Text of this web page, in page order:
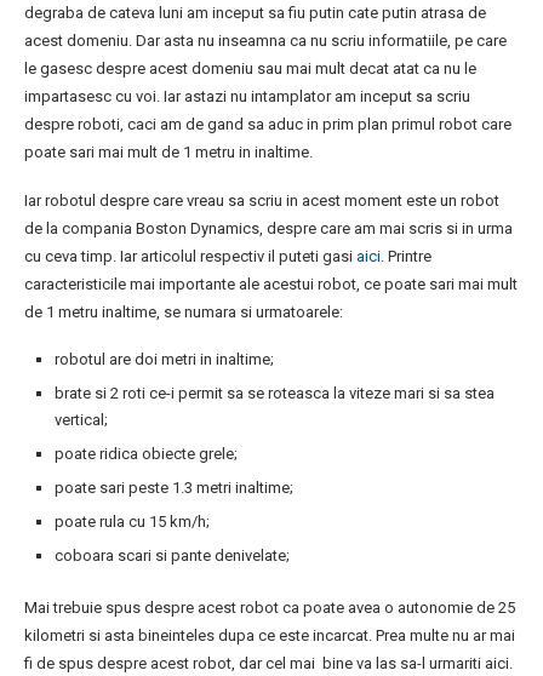
degraba de cateva luni am inceput sa fiu putin cate putin atrasa de
acest domeniu. Dar asta nu inseamna ca nu scriu informatiile, pe care
le gasesc despre acest domeniu sau mai mult decat atat ca nu le
impartasesc cu voi. Iar astazi nu intamplator am inceput sa scriu
despre roboti, caci am de gand sa aduc in prim plan primul robot care
poate sari mai mult de 1 metru in inaltime.
Iar robotul despre care vreau sa scriu in acest moment este un robot
de la compania Boston Dynamics, despre care am mai scris si in urma
cu ceva timp. Iar articolul respectiv il puteti gasi aici . Printre
caracteristicile mai importante ale acestui robot, ce poate sari mai mult
de 1 metru inaltime, se numara si urmatoarele:
robotul are doi metri in inaltime;
brate si 2 roti ce-i permit sa se roteasca la viteze mari si sa stea
vertical;
poate ridica obiecte grele;
poate sari peste 1.3 metri inaltime;
poate rula cu 15 km/h;
coboara scari si pante denivelate;
Mai trebuie spus despre acest robot ca poate avea o autonomie de 25
kilometri si asta bineinteles dupa ce este incarcat. Prea multe nu ar mai
fi de spus despre acest robot, dar cel mai bine va las sa-l urmariti aici.